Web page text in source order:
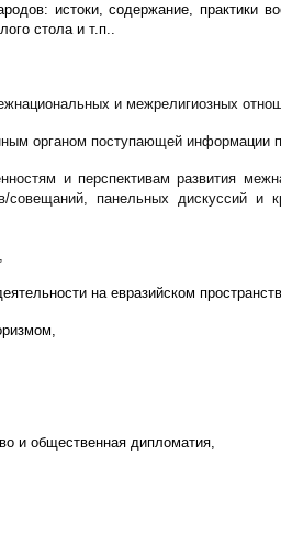
истоки, содержание, практики
стола и т.п..
и межрелигиозных
органом поступающей
и перспективам развития
панельных дискуссий и
на евразийском
и общественная дипломатия,